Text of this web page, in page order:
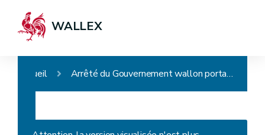
WALLEX
Accueil Arrêté du Gouvernement wallon portant exécution du décret du 11 mars 2004 relatif aux incitants régionaux en faveur des grandes entreprises